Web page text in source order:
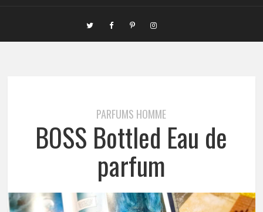
PARFUMS HOMME
BOSS Bottled Eau de
parfum